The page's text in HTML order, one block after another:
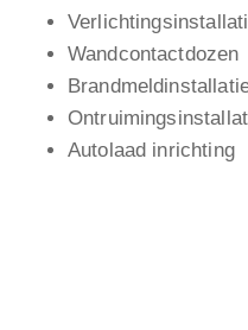
Wandcontactdozen
Autolaad inrichting